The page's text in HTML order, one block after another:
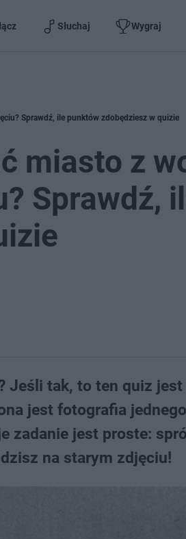
Słuchaj Wygraj
Sprawdź, ile punktów zdobędziesz w quizie
miasto z
Sprawdź,
Jeśli tak, to ten quiz
jest fotografia
zadanie jest proste:
na starym zdjęciu!